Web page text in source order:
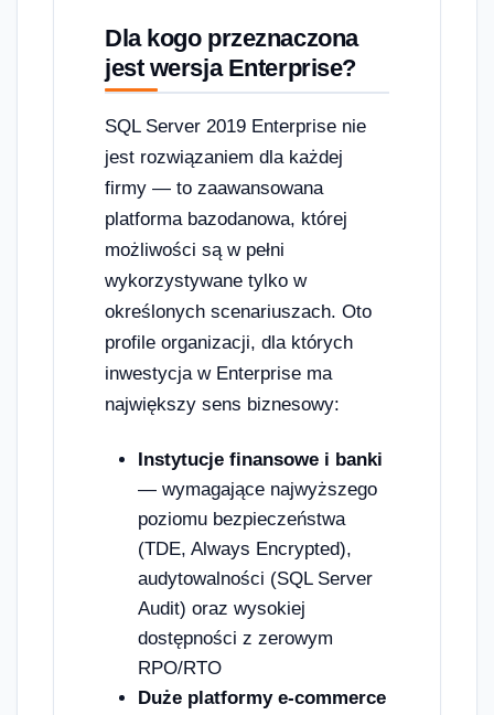
Dla kogo przeznaczona
jest wersja Enterprise?
SQL Server 2019 Enterprise nie
jest rozwiązaniem dla każdej
firmy — to zaawansowana
platforma bazodanowa, której
możliwości są w pełni
wykorzystywane tylko w
określonych scenariuszach. Oto
profile organizacji, dla których
inwestycja w Enterprise ma
największy sens biznesowy:
Instytucje finansowe i banki
— wymagające najwyższego
poziomu bezpieczeństwa
(TDE, Always Encrypted),
audytowalności (SQL Server
Audit) oraz wysokiej
dostępności z zerowym
RPO/RTO
Duże platformy e-commerce